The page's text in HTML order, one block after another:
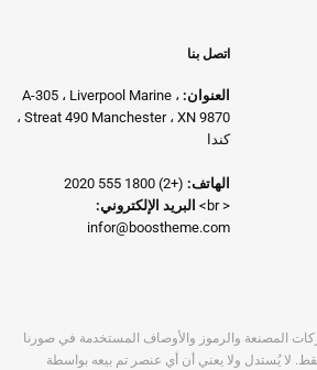
اتصل بنا
العنوان: A-305 ، Liverpool Marine ،
Streat 490 Manchester ، XN 9870 ،
كندا
الهاتف: (+2) 1800 555 2020
< br>
البريد الإلكتروني:
infor@boostheme.com
المصنعة والرموز والأوصاف المستخدمة في صورنا
لا يُستدل ولا يعني أن أي عنصر تم بيعه بواسطة